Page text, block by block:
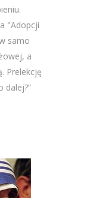
"Adopcji
samo
a
Prelekcję
dalej?”